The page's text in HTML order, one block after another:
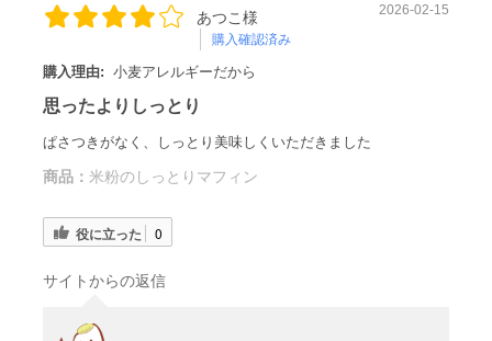
あつこ様
購入確認済み
2026-02-15
購入理由: 小麦アレルギーだから
思ったよりしっとり
ぱさつきがなく、しっとり美味しくいただきました
商品： 米粉のしっとりマフィン
役に立った 0
サイトからの返信